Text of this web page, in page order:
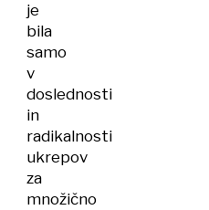
je
bila
samo
v
doslednosti
in
radikalnosti
ukrepov
za
množično